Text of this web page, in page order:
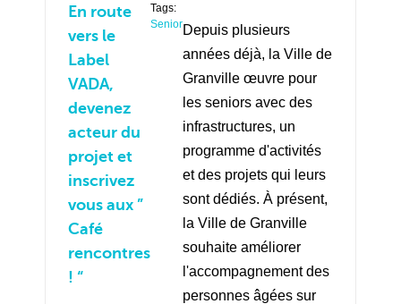
En route
vers le
Label
VADA,
devenez
acteur du
projet et
inscrivez
vous aux ”
Café
rencontres
! “
Tags:
SeniorDepuis plusieurs
années déjà, la Ville de
Granville œuvre pour
les seniors avec des
infrastructures, un
programme d'activités
et des projets qui leurs
sont dédiés. À présent,
la Ville de Granville
souhaite améliorer
l'accompagnement des
personnes âgées sur